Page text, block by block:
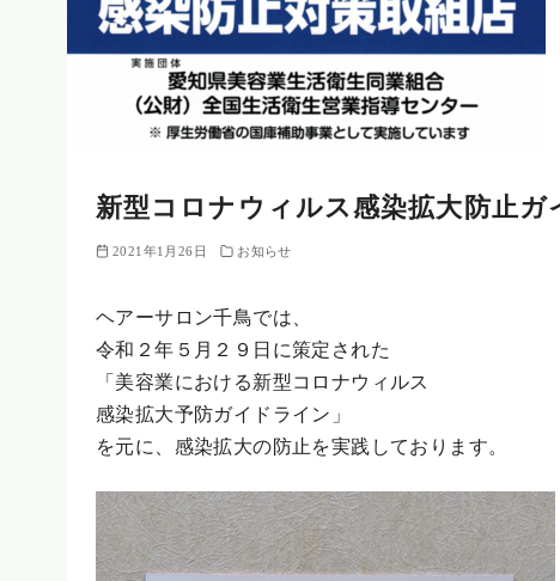
新型コロナウィルス感染拡大防止
2021年1月26日 お知らせ
ヘアーサロン千鳥では、
令和２年５月２９日に策定された
「美容業における新型コロナウィルス
感染拡大予防ガイドライン」
を元に、感染拡大の防止を実践しております。